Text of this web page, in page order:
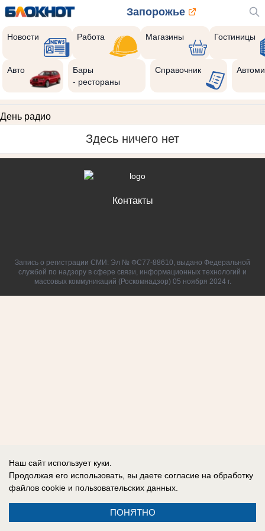
Запорожье
Новости Работа Магазины Гостиницы
Авто
Бары
- рестораны
Справочник
День радио
Здесь ничего нет
Контакты
Запись о регистрации СМИ: Эл № ФС77-88610, выдано Федеральной
службой по надзору в сфере связи, информационных технологий и
массовых коммуникаций (Роскомнадзор) 05 ноября 2024 г.
Наш сайт использует куки.
Продолжая его использовать, вы даете согласие на обработку
файлов cookie и пользовательских данных.
ПОНЯТНО